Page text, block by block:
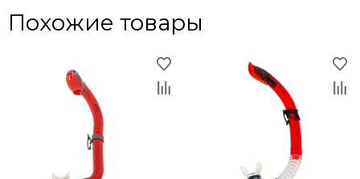
Похожие товары